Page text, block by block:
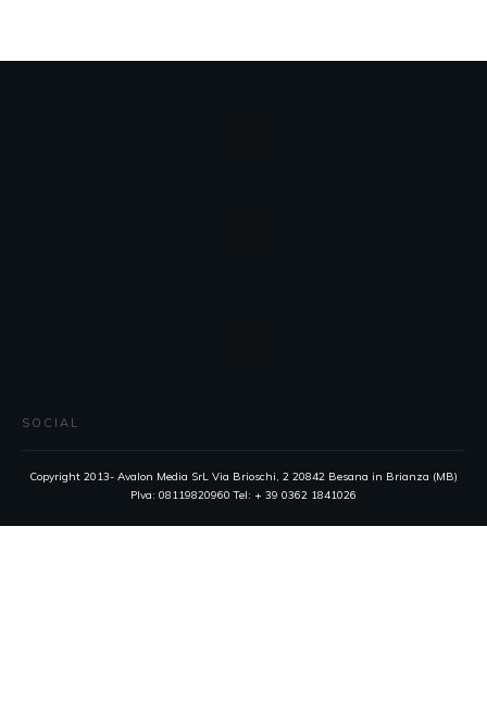
SOCIAL
Copyright 2013- Avalon Media SrL Via Brioschi, 2 20842 Besana in Brianza (MB)
PIva: 08119820960 Tel: + 39 0362 1841026